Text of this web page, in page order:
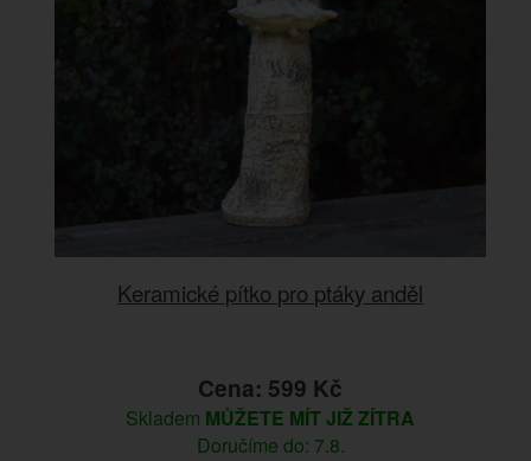
Keramické pítko pro ptáky anděl
Cena: 599 Kč
Skladem MŮŽETE MÍT JIŽ ZÍTRA
Doručíme do: 7.8.